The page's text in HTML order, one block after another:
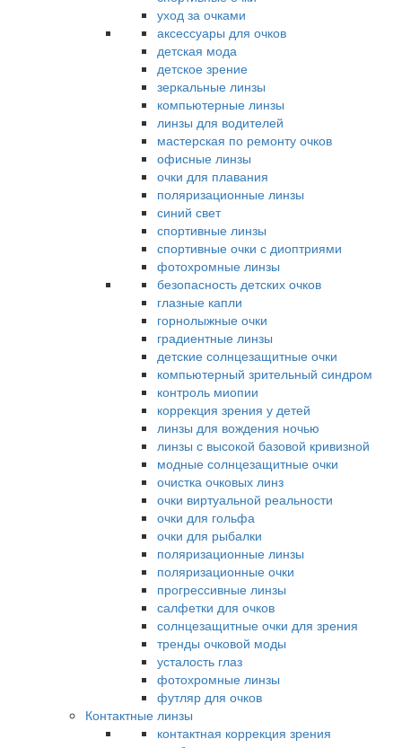
уход за очками
аксессуары для очков
детская мода
детское зрение
зеркальные линзы
компьютерные линзы
линзы для водителей
мастерская по ремонту очков
офисные линзы
очки для плавания
поляризационные линзы
синий свет
спортивные линзы
спортивные очки с диоптриями
фотохромные линзы
безопасность детских очков
глазные капли
горнолыжные очки
градиентные линзы
детские солнцезащитные очки
компьютерный зрительный синдром
контроль миопии
коррекция зрения у детей
линзы для вождения ночью
линзы с высокой базовой кривизной
модные солнцезащитные очки
очистка очковых линз
очки виртуальной реальности
очки для гольфа
очки для рыбалки
поляризационные линзы
поляризационные очки
прогрессивные линзы
салфетки для очков
солнцезащитные очки для зрения
тренды очковой моды
усталость глаз
фотохромные линзы
футляр для очков
Контактные линзы
контактная коррекция зрения